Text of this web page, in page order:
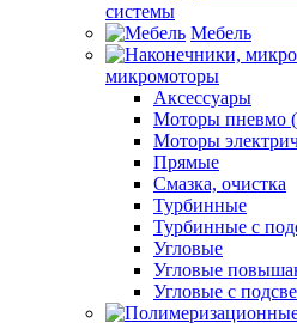
системы
Мебель
микромоторы
Аксессуары
Моторы пневмо
Моторы
Прямые
Смазка, очистка
Турбинные
Турбинные с
Угловые
Угловые
Угловые с